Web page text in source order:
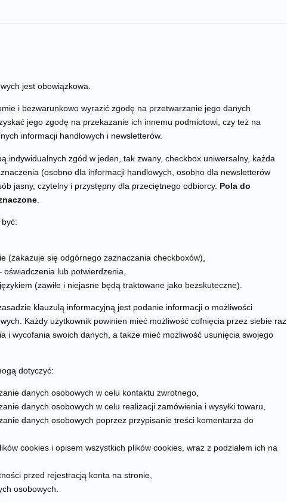
jest obowiązkowa.
i bezwarunkowo wyrazić zgodę na przetwarzanie jego danych
jego zgodę na przekazanie ich innemu podmiotowi, czy też na
informacji handlowych i newsletterów.
indywidualnych zgód w jeden, tak zwany, checkbox uniwersalny, każda
(osobno dla informacji handlowych, osobno dla newsletterów
jasny, czytelny i przystępny dla przeciętnego odbiorcy. Pola do
(zakazuje się odgórnego zaznaczania checkboxów),
lub potwierdzenia,
(zawiłe i niejasne będą traktowane jako bezskuteczne).
klauzulą informacyjną jest podanie informacji o możliwości
Każdy użytkownik powinien mieć możliwość cofnięcia przez siebie raz
i wycofania swoich danych, a także mieć możliwość usunięcia swojego
dotyczyć:
danych osobowych w celu kontaktu zwrotnego,
danych osobowych w celu realizacji zamówienia i wysyłki towaru,
danych osobowych poprzez przypisanie treści komentarza do
cookies i opisem wszystkich plików cookies, wraz z podziałem ich na
przed rejestracją konta na stronie,
osobowych.